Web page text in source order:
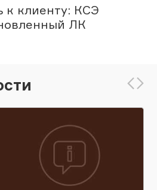
к клиенту: КСЭ
ЛК